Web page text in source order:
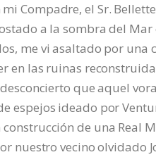
Compadre, el Sr.
a la sombra del Mar
me vi asaltado por una
en las ruinas
que aquel
espejos ideado por
de una Real
nuestro vecino olvidado